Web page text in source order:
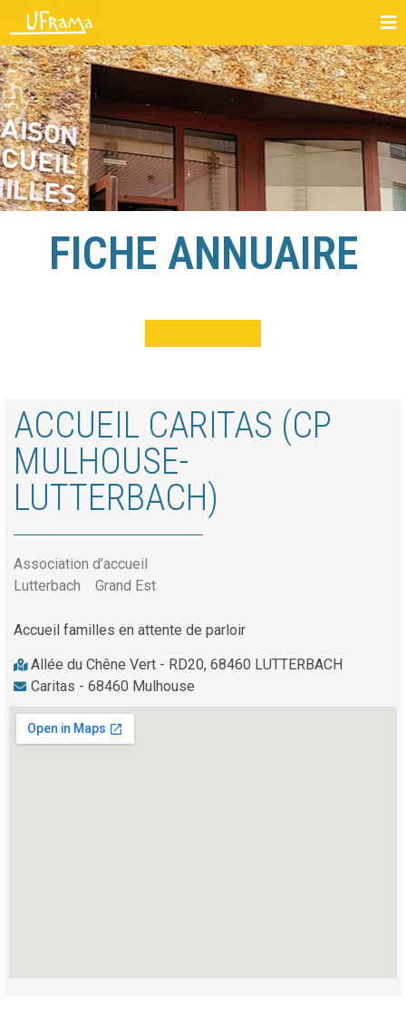
FICHE ANNUAIRE
ACCUEIL CARITAS (CP
MULHOUSE-
LUTTERBACH)
Association d’accueil
Lutterbach
Grand Est
Accueil familles en attente de parloir
Allée du Chêne Vert - RD20, 68460 LUTTERBACH
Caritas - 68460 Mulhouse